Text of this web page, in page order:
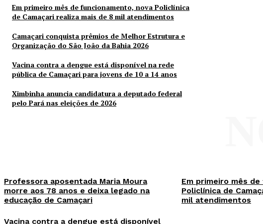
Em primeiro mês de funcionamento, nova Policlínica
de Camaçari realiza mais de 8 mil atendimentos
Camaçari conquista prêmios de Melhor Estrutura e
Organização do São João da Bahia 2026
Vacina contra a dengue está disponível na rede
pública de Camaçari para jovens de 10 a 14 anos
Ximbinha anuncia candidatura a deputado federal
pelo Pará nas eleições de 2026
Professora aposentada Maria Moura
morre aos 78 anos e deixa legado na
educação de Camaçari
Em primeiro mês
Policlínica de
mil atendimentos
Vacina contra a dengue está disponível